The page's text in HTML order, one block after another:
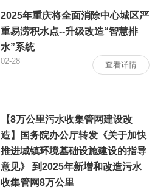
2025年重庆将全面消除中心城区严
重易涝积水点--升级改造“智慧排
水”系统
02-28 查看详情
【8万公里污水收集管网建设改
造】国务院办公厅转发《关于加快
推进城镇环境基础设施建设的指导
意见》 到2025年新增和改造污水
收集管网8万公里